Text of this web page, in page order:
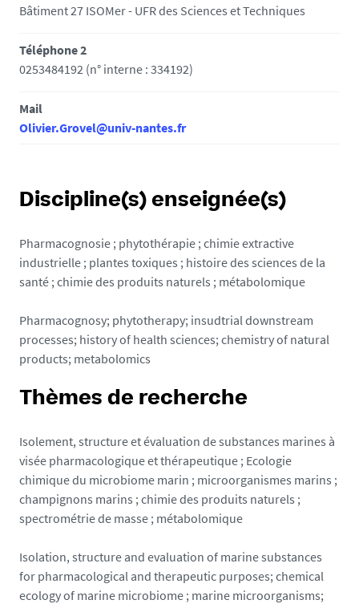
Bâtiment 27 ISOMer - UFR des Sciences et Techniques
Téléphone 2
0253484192 (n° interne : 334192)
Mail
Olivier.Grovel@univ-nantes.fr
Discipline(s) enseignée(s)
Pharmacognosie ; phytothérapie ; chimie extractive
industrielle ; plantes toxiques ; histoire des sciences de la
santé ; chimie des produits naturels ; métabolomique
Pharmacognosy; phytotherapy; insudtrial downstream
processes; history of health sciences; chemistry of natural
products; metabolomics
Thèmes de recherche
Isolement, structure et évaluation de substances marines à
visée pharmacologique et thérapeutique ; Ecologie
chimique du microbiome marin ; microorganismes marins ;
champignons marins ; chimie des produits naturels ;
spectrométrie de masse ; métabolomique
Isolation, structure and evaluation of marine substances
for pharmacological and therapeutic purposes; chemical
ecology of marine microbiome ; marine microorganisms;